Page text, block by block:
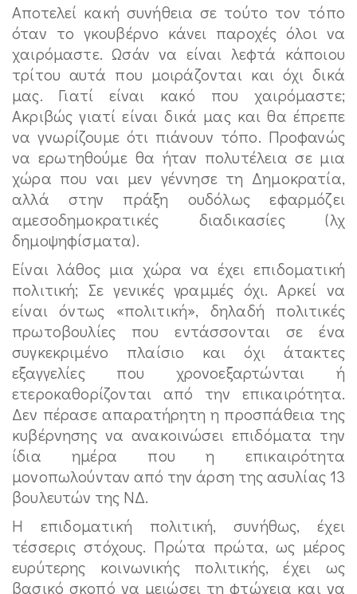
Αποτελεί κακή συνήθεια σε τούτο τον τόπο
όταν το γκουβέρνο κάνει παροχές όλοι να
χαιρόμαστε. Ωσάν να είναι λεφτά κάποιου
τρίτου αυτά που μοιράζονται και όχι δικά
μας. Γιατί είναι κακό που χαιρόμαστε;
Ακριβώς γιατί είναι δικά μας και θα έπρεπε
να γνωρίζουμε ότι πιάνουν τόπο. Προφανώς
να ερωτηθούμε θα ήταν πολυτέλεια σε μια
χώρα που ναι μεν γέννησε τη Δημοκρατία,
αλλά στην πράξη ουδόλως εφαρμόζει
αμεσοδημοκρατικές διαδικασίες (λχ
δημοψηφίσματα).
Είναι λάθος μια χώρα να έχει επιδοματική
πολιτική; Σε γενικές γραμμές όχι. Αρκεί να
είναι όντως «πολιτική», δηλαδή πολιτικές
πρωτοβουλίες που εντάσσονται σε ένα
συγκεκριμένο πλαίσιο και όχι άτακτες
εξαγγελίες που χρονοεξαρτώνται ή
ετεροκαθορίζονται από την επικαιρότητα.
Δεν πέρασε απαρατήρητη η προσπάθεια της
κυβέρνησης να ανακοινώσει επιδόματα την
ίδια ημέρα που η επικαιρότητα
μονοπωλούνταν από την άρση της ασυλίας 13
βουλευτών της ΝΔ.
Η επιδοματική πολιτική, συνήθως, έχει
τέσσερις στόχους. Πρώτα πρώτα, ως μέρος
ευρύτερης κοινωνικής πολιτικής, έχει ως
βασικό σκοπό να μειώσει τη φτώχεια και να